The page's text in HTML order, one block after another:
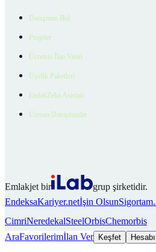
Danışman Bul
Projeler
Ücretsiz İlan Verin
Üyelik Paketleri
EmlakZeka Asistan
Uzman Danışmanlar
Emlakjet bir
grup şirketidir.
EndeksaKariyer.netİşin Olsun
CimriNeredekalSteelOrbisChemorbis
AraFavorilerimİlan Ver Keşfet